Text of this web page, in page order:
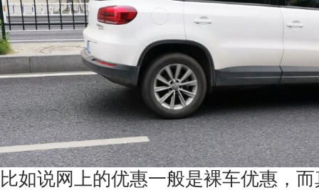
比如说网上的优惠一般是裸车优惠，